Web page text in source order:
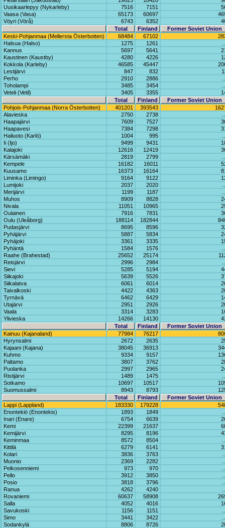
Uusikaarlepyy (Nykarleby)
7516 7151
Vaasa (Vasa)
65173 60697
Vöyri (Vörå)
6743 6352
Total
Finland
Former Soviet Union
Keski-Pohjanmaa (Mellersta Österbotten)
68484 67102
Halsua (Halso)
1275 1261
Kannus
5697 5641
Kaustinen (Kaustby)
4280 4226
Kokkola (Karleby)
46585 45447
Lestijärvi
847 832
Perho
2910 2886
Toholampi
3485 3454
Veteli (Vetil)
3405 3355
Total
Finland
Former Soviet Union
Pohjois-Pohjanmaa (Norra Österbotten)
401201 393543
Alavieska
2750 2738
Haapajärvi
7609 7527
Haapavesi
7384 7298
Hailuoto (Karlö)
1004 995
Ii (Ijo)
9499 9431
Kalajoki
12616 12419
Kärsämäki
2819 2799
Kempele
16182 16011
Kuusamo
16373 16164
Liminka (Limingo)
9164 9122
Lumijoki
2037 2020
Merijärvi
1199 1187
Muhos
8909 8828
Nivala
11051 10965
Oulainen
7916 7831
Oulu (Uleåborg)
188114 182844
Pudasjärvi
8695 8596
Pyhäjärvi
5887 5834
Pyhäjoki
3361 3335
Pyhäntä
1584 1576
Raahe (Brahestad)
25652 25174
Reisjärvi
2996 2984
Sievi
5285 5194
Siikajoki
5639 5526
Siikalatva
6061 6014
Taivalkoski
4422 4363
Tyrnävä
6462 6429
Utajärvi
2951 2926
Vaala
3314 3283
Ylivieska
14266 14130
Total
Finland
Former Soviet Union
Kainuu (Kajanaland)
77984 76217
Hyrynsalmi
2672 2635
Kajaani (Kajana)
38045 36913
Kuhmo
9334 9157
Paltamo
3807 3762
Puolanka
2997 2965
Ristijärvi
1489 1475
Sotkamo
10697 10517
Suomussalmi
8943 8793
Total
Finland
Former Soviet Union
Lappi (Lappland)
183330 179228
Enontekiö (Enontekis)
1893 1849
Inari (Enare)
6754 6639
Kemi
22399 21637
Kemijärvi
8295 8196
Keminmaa
8572 8504
Kittilä
6279 6141
Kolari
3836 3763
Muonio
2369 2282
Pelkosenniemi
973 970
Pello
3912 3850
Posio
3818 3796
Ranua
4262 4240
Rovaniemi
60637 58908
Salla
4052 4016
Savukoski
1156 1151
Simo
3441 3422
Sodankylä
8806 8726